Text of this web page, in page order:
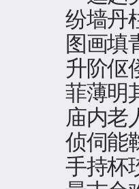
纷墙丹
图画填
升阶伛
菲薄明
庙内老
侦伺能
手持杯